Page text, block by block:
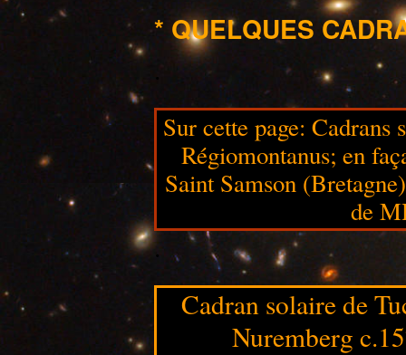
* QUELQUES
Sur cette page:
Régiomontanus; en
Saint Samson
de
.
Cadran solaire de
Nuremberg